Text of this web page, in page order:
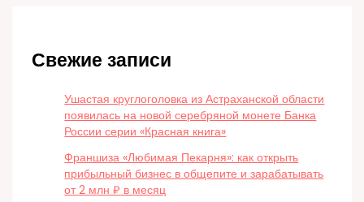
Свежие записи
Ушастая круглоголовка из Астраханской области
появилась на новой серебряной монете Банка
России серии «Красная книга»
Франшиза «Любимая Пекарня»: как открыть
прибыльный бизнес в общепите и зарабатывать
от 2 млн ₽ в месяц